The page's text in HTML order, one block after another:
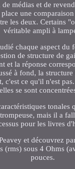
médias et de
une
les deux. Certains
véritable ampli à
chaque aspect
de structure de
et la réponse
à fond, la
ce qu'il n'est
se sont
mais il a
pour les livres
et découvrez
(rms) sous 4 Ohms
pouces.